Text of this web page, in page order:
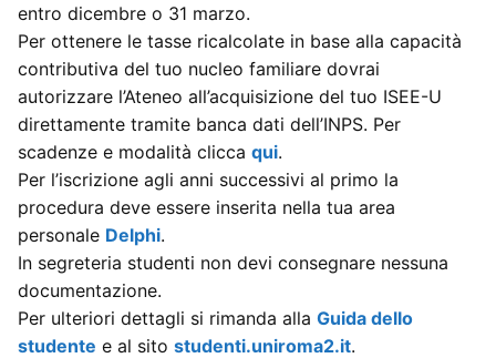
entro dicembre o 31 marzo.
Per ottenere le tasse ricalcolate in base alla capacità
contributiva del tuo nucleo familiare dovrai
autorizzare l’Ateneo all’acquisizione del tuo ISEE-U
direttamente tramite banca dati dell’INPS. Per
scadenze e modalità clicca qui.
Per l’iscrizione agli anni successivi al primo la
procedura deve essere inserita nella tua area
personale Delphi.
In segreteria studenti non devi consegnare nessuna
documentazione.
Per ulteriori dettagli si rimanda alla Guida dello
studente e al sito studenti.uniroma2.it.